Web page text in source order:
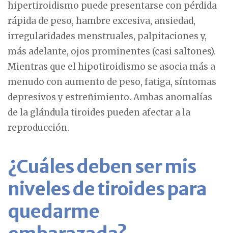
hipertiroidismo puede presentarse con pérdida
rápida de peso, hambre excesiva, ansiedad,
irregularidades menstruales, palpitaciones y,
más adelante, ojos prominentes (casi saltones).
Mientras que el hipotiroidismo se asocia más a
menudo con aumento de peso, fatiga, síntomas
depresivos y estreñimiento. Ambas anomalías
de la glándula tiroides pueden afectar a la
reproducción.
¿Cuáles deben ser mis
niveles de tiroides para
quedarme